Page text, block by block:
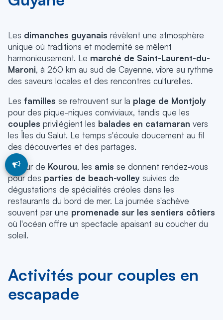
Les dimanches guyanais révèlent une atmosphère
unique où traditions et modernité se mêlent
harmonieusement. Le marché de Saint-Laurent-du-
Maroni, à 260 km au sud de Cayenne, vibre au rythme
des saveurs locales et des rencontres culturelles.
Les familles se retrouvent sur la plage de Montjoly
pour des pique-niques conviviaux, tandis que les
couples privilégient les balades en catamaran vers
les Îles du Salut. Le temps s'écoule doucement au fil
des découvertes et des partages.
Autour de Kourou, les amis se donnent rendez-vous
pour des parties de beach-volley suivies de
dégustations de spécialités créoles dans les
restaurants du bord de mer. La journée s'achève
souvent par une promenade sur les sentiers côtiers
où l'océan offre un spectacle apaisant au coucher du
soleil.
Activités pour couples en
escapade